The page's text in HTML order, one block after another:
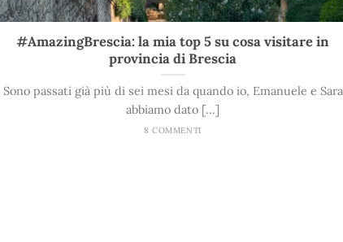
#AmazingBrescia: la mia top 5 su cosa visitare in
provincia di Brescia
Sono passati già più di sei mesi da quando io, Emanuele e Sara
abbiamo dato [...]
8 COMMENTI